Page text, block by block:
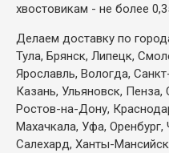
хвостовикам - не более
Делаем доставку по
Тула, Брянск, Липецк,
Ярославль, Вологда,
Казань, Ульяновск, Пенза,
Ростов-на-Дону,
Махачкала, Уфа, Оренбург,
Салехард, Ханты-